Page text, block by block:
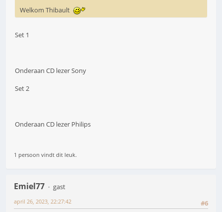
Welkom Thibault
Set 1
Onderaan CD lezer Sony
Set 2
Onderaan CD lezer Philips
1 persoon vindt dit leuk.
Emiel77
gast
#6
april 26, 2023, 22:27:42